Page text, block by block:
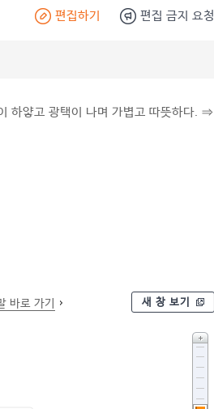
편집하기 편집 금지 요청
하얗고 광택이 나며 가볍고 따뜻하다. ⇒
바로 가기 새 창 보기